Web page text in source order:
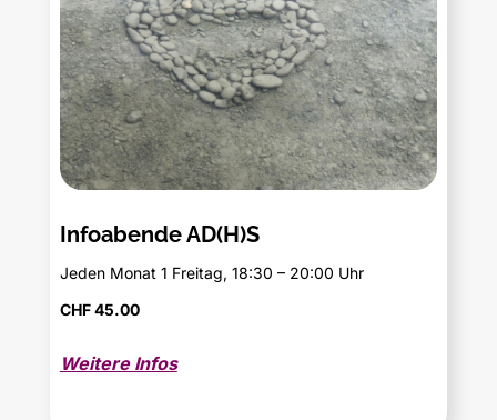
Infoabende AD(H)S
Jeden Monat 1 Freitag, 18:30 – 20:00 Uhr
CHF 45.00
Weitere Infos